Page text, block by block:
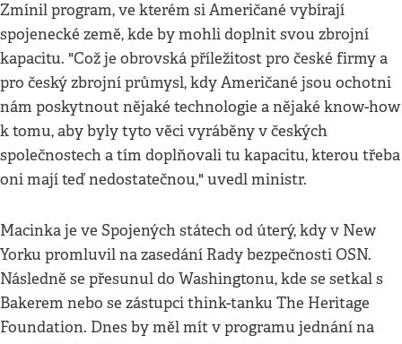
Zmínil program, ve kterém si Američané vybírají
spojenecké země, kde by mohli doplnit svou zbrojní
kapacitu. "Což je obrovská příležitost pro české firmy a
pro český zbrojní průmysl, kdy Američané jsou ochotni
nám poskytnout nějaké technologie a nějaké know-how
k tomu, aby byly tyto věci vyráběny v českých
společnostech a tím doplňovali tu kapacitu, kterou třeba
oni mají teď nedostatečnou," uvedl ministr.
Macinka je ve Spojených státech od úterý, kdy v New
Yorku promluvil na zasedání Rady bezpečnosti OSN.
Následně se přesunul do Washingtonu, kde se setkal s
Bakerem nebo se zástupci think-tanku The Heritage
Foundation. Dnes by měl mít v programu jednání na